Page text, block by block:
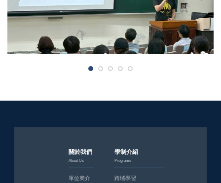
關於我們
About Us
單位簡介
學制介紹
Programs
跨域學習